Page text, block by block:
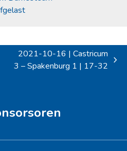
next
2021-10-16 | Castricum
3 – Spakenburg 1 | 17-32